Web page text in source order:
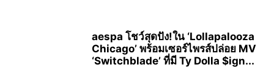
aespa โชว์สุดปัง!ใน ‘Lollapalooza
Chicago’ พร้อมเซอร์ไพรส์ปล่อย MV
‘Switchblade’ ที่มี Ty Dolla $ign...